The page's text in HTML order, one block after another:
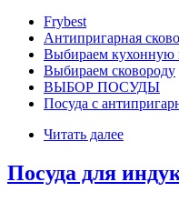
Frybest
Антипригарная
Выбираем кухонную
Выбираем сковороду
ВЫБОР ПОСУДЫ
Посуда с
Читать далее
Посуда для